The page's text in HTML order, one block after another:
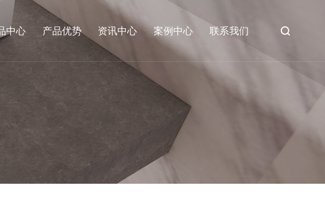
中心 产品优势 资讯中心 案例中心 联系我们